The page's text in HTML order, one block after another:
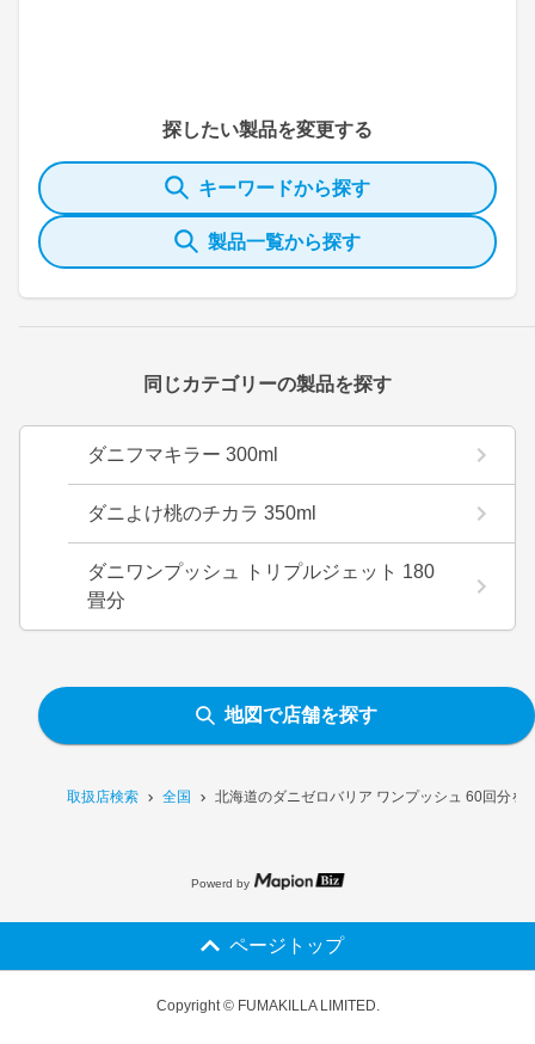
取扱店検索 全国 北海道のダニゼロバリア ワンプッシュ 60回分を
探したい製品を変更する
キーワードから探す
製品一覧から探す
同じカテゴリーの製品を探す
ダニフマキラー 300ml
ダニよけ桃のチカラ 350ml
ダニワンプッシュ トリプルジェット 180
畳分
地図で店舗を探す
Powerd by
ページトップ
Copyright © FUMAKILLA LIMITED.